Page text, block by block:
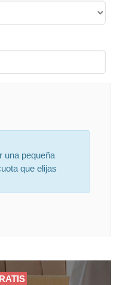
una pequeña
que elijas